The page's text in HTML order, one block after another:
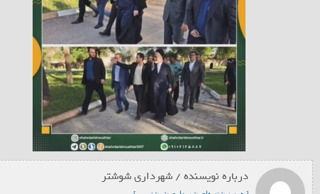
درباره نویسنده / شهرداری شوشتر